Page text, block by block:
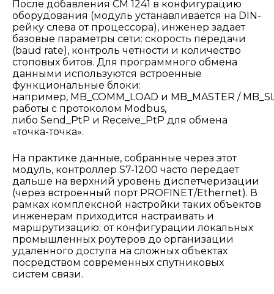
После добавления CM 1241 в конфигурацию
оборудования (модуль устанавливается на DIN-
рейку слева от процессора), инженер задает
базовые параметры сети: скорость передачи
(baud rate), контроль четности и количество
стоповых битов. Для программного обмена
данными используются встроенные
функциональные блоки:
например, MB_COMM_LOAD и MB_MASTER /
работы с протоколом Modbus,
либо Send_PtP и Receive_PtP для обмена
«точка-точка».
На практике данные, собранные через этот
модуль, контроллер S7-1200 часто передает
дальше на верхний уровень диспетчеризации
(через встроенный порт PROFINET/Ethernet). В
рамках комплексной настройки таких объектов
инженерам приходится настраивать и
маршрутизацию: от конфигурации локальных
промышленных роутеров до организации
удаленного доступа на сложных объектах
посредством современных спутниковых
систем связи.